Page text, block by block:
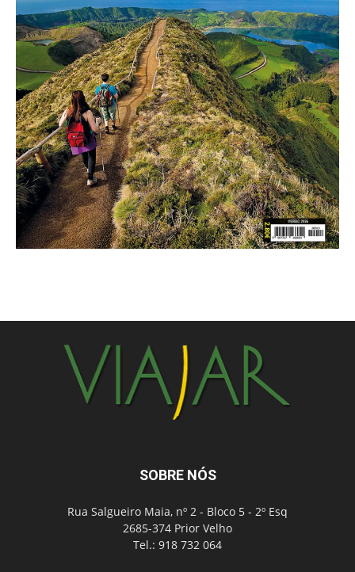
SOBRE NÓS
Rua Salgueiro Maia, nº 2 - Bloco 5 - 2º Esq
2685-374 Prior Velho
Tel.: 918 732 064